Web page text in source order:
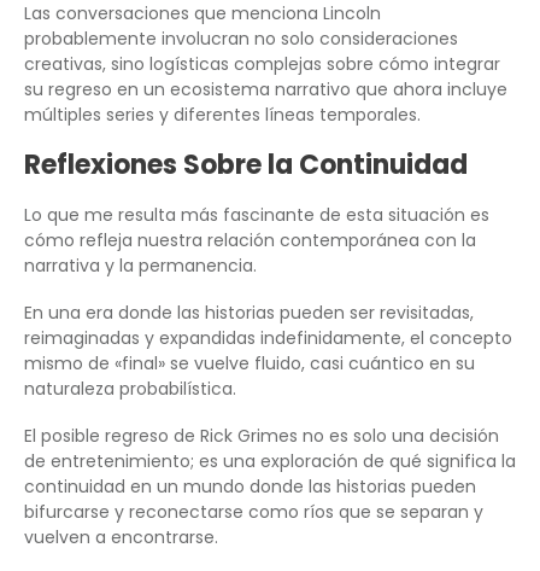
Las conversaciones que menciona Lincoln
probablemente involucran no solo consideraciones
creativas, sino logísticas complejas sobre cómo integrar
su regreso en un ecosistema narrativo que ahora incluye
múltiples series y diferentes líneas temporales.
Reflexiones Sobre la Continuidad
Lo que me resulta más fascinante de esta situación es
cómo refleja nuestra relación contemporánea con la
narrativa y la permanencia.
En una era donde las historias pueden ser revisitadas,
reimaginadas y expandidas indefinidamente, el concepto
mismo de «final» se vuelve fluido, casi cuántico en su
naturaleza probabilística.
El posible regreso de Rick Grimes no es solo una decisión
de entretenimiento; es una exploración de qué significa la
continuidad en un mundo donde las historias pueden
bifurcarse y reconectarse como ríos que se separan y
vuelven a encontrarse.